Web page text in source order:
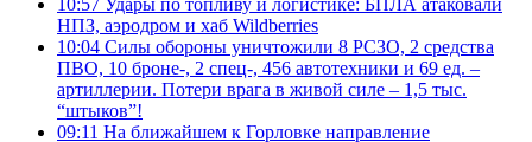
НПЗ, аэродром и хаб Wildberries
10:04 Силы обороны уничтожили 8 РСЗО, 2 средства
ПВО, 10 броне-, 2 спец-, 456 автотехники и 69 ед. –
артиллерии. Потери врага в живой силе – 1,5 тыс.
“штыков”!
09:11 На ближайшем к Горловке направление